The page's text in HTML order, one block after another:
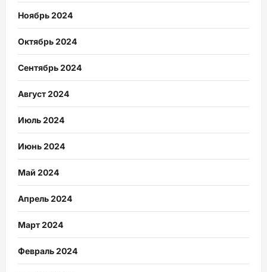
Ноябрь 2024
Октябрь 2024
Сентябрь 2024
Август 2024
Июль 2024
Июнь 2024
Май 2024
Апрель 2024
Март 2024
Февраль 2024